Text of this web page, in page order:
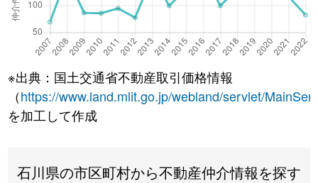
※出典：国土交通省不動産取引価格情報
（https://www.land.mlit.go.jp/webland/servlet/
を加工して作成
石川県の市区町村から不動産仲介情報を探す